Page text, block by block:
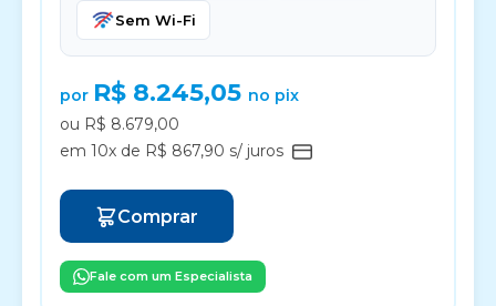
Sem Wi-Fi
por R$ 8.245,05 no pix
ou R$ 8.679,00
em 10x de R$ 867,90 s/ juros
Comprar
Fale com um Especialista